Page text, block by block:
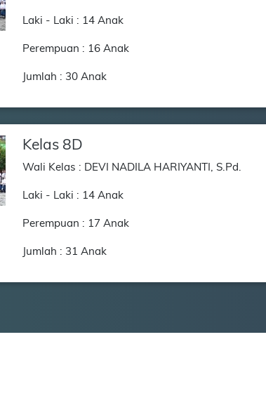
Laki - Laki : 14 Anak
Perempuan : 16 Anak
Jumlah : 30 Anak
Kelas 8D
Wali Kelas : DEVI NADILA HARIYANTI, S.Pd.
Laki - Laki : 14 Anak
Perempuan : 17 Anak
Jumlah : 31 Anak